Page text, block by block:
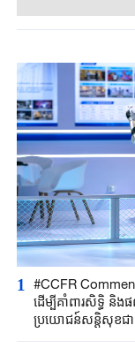
1
#CCFR
ដើម្បីគាំពារសិទ្ធិ
ប្រយោជន៍សន្តិសុខជ